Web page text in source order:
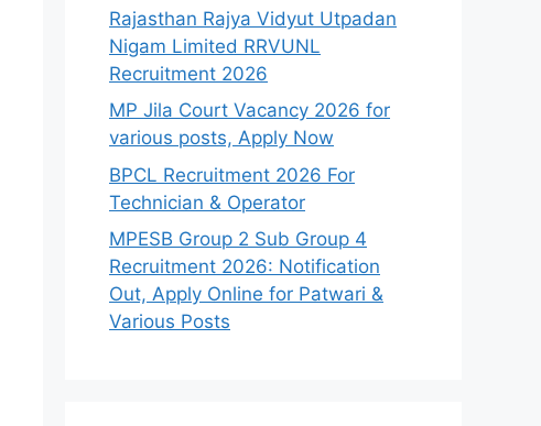
Rajasthan Rajya Vidyut Utpadan
Nigam Limited RRVUNL
Recruitment 2026
MP Jila Court Vacancy 2026 for
various posts, Apply Now
BPCL Recruitment 2026 For
Technician & Operator
MPESB Group 2 Sub Group 4
Recruitment 2026: Notification
Out, Apply Online for Patwari &
Various Posts